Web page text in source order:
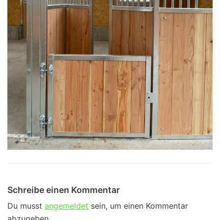
Schreibe einen Kommentar
Du musst angemeldet sein, um einen Kommentar